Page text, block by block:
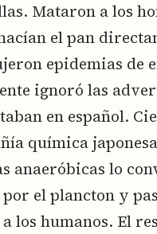
Mataron a los
el pan
epidemias de
ignoró las
en español.
química
anaeróbicas lo
el plancton y
los humanos. El